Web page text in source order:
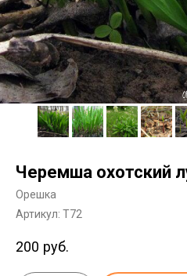
Черемша охотский
Орешка
Артикул: T72
200 руб.